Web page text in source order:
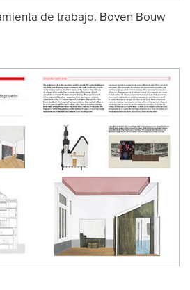
de trabajo. Boven Bouw